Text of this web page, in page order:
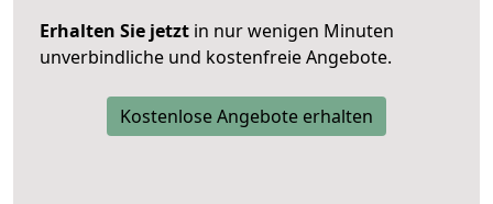
Erhalten Sie jetzt in nur wenigen Minuten
unverbindliche und kostenfreie Angebote.
Kostenlose Angebote erhalten